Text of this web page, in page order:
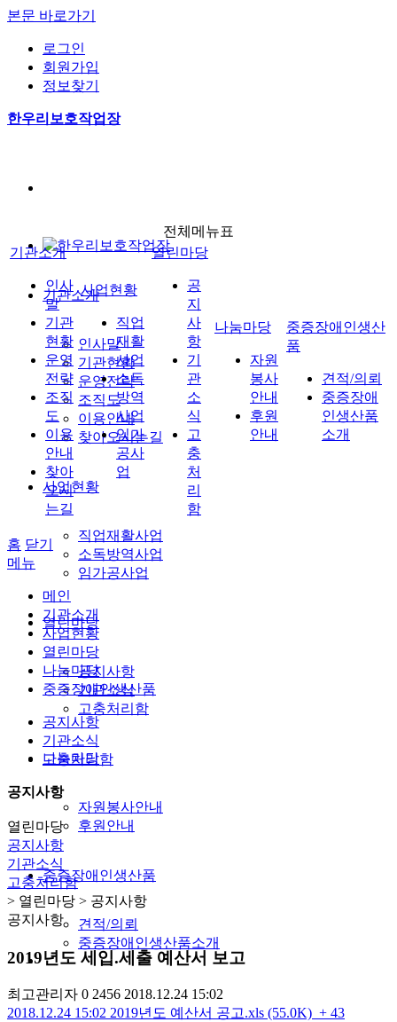
본문 바로가기
로그인
회원가입
정보찾기
한우리보호작업장
기관소개
인사말
기관현황
운영전략
조직도
이용안내
찾아오시는길
사업현황
직업재활사업
소독방역사업
임가공사업
열린마당
공지사항
기관소식
고충처리함
나눔마당
자원봉사안내
후원안내
중증장애인생산품
견적/의뢰
중증장애인생산품소개
전체메뉴표
기관소개
인사
말
기관
현황
운영
전략
조직
도
이용
안내
찾아
오시
는길
사업현황
직업
재활
사업
소독
방역
사업
임가
공사
업
열린마당
공
지
사
항
기
관
소
식
고
충
처
리
함
나눔마당
자원
봉사
안내
후원
안내
중증장애인생산
품
견적/의뢰
중증장애
인생산품
소개
홈 닫기
메뉴
메인
기관소개
사업현황
열린마당
나눔마당
중증장애인생산품
공지사항
기관소식
고충처리함
공지사항
열린마당
공지사항
기관소식
고충처리함
> 열린마당 > 공지사항
공지사항
2019년도 세입.세출 예산서 보고
최고관리자 0 2456 2018.12.24 15:02
2018.12.24 15:02 2019년도 예산서 공고.xls (55.0K) + 43